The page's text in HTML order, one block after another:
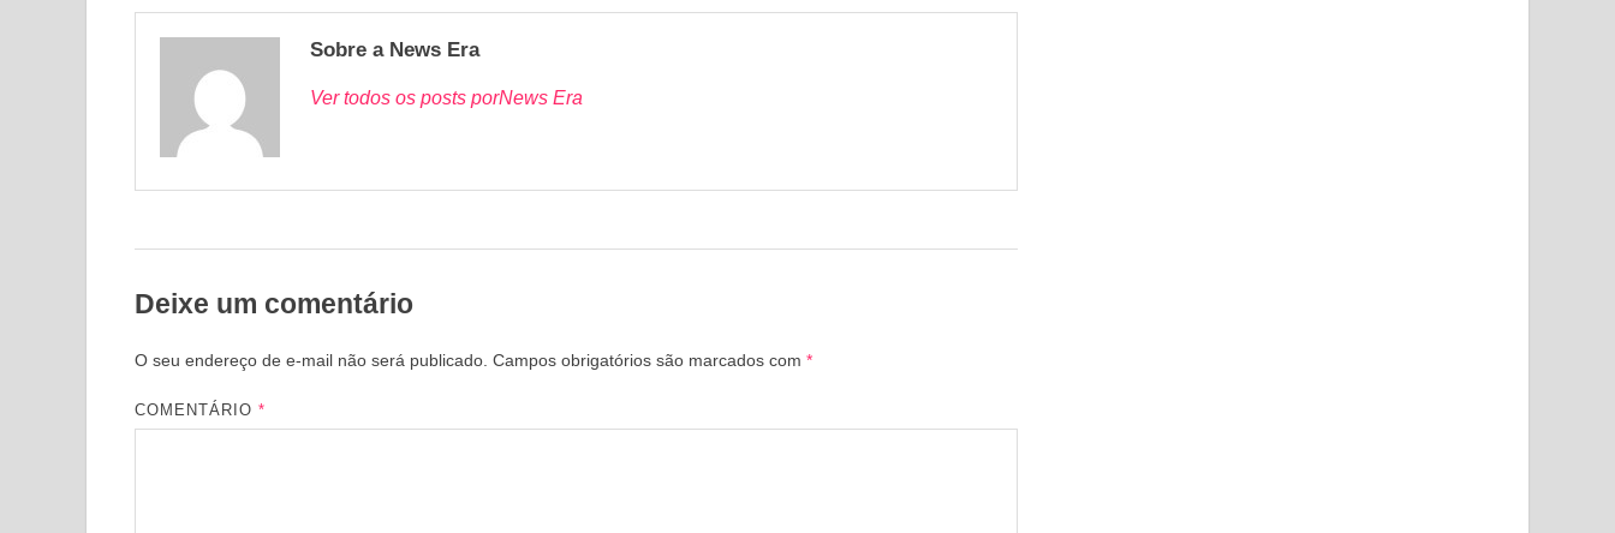
Sobre a News Era
Ver todos os posts porNews Era
Deixe um comentário
O seu endereço de e-mail não será publicado. Campos obrigatórios são marcados com *
COMENTÁRIO*